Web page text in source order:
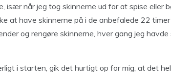
især når jeg tog skinnerne ud for at spise eller
at have skinnerne på i de anbefalede 22 timer
og rengøre skinnerne, hver gang jeg
i starten, gik det hurtigt op for mig, at det